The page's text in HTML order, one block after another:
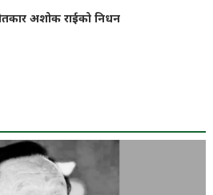
अशोक राईको निधन